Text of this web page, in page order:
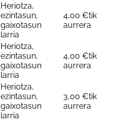
Heriotza,
ezintasun,
gaixotasun
larria
4,00 €tik
aurrera
Heriotza,
ezintasun,
gaixotasun
larria
4,00 €tik
aurrera
Heriotza,
ezintasun,
gaixotasun
larria
3,00 €tik
aurrera